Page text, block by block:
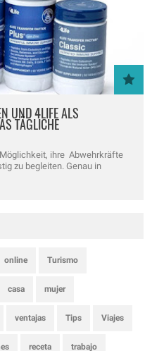
UND 4LIFE ALS
TÄGLICHE
ihre Abwehrkräfte
zu begleiten. Genau in
online Turismo
casa mujer
ventajas Tips Viajes
receta trabajo